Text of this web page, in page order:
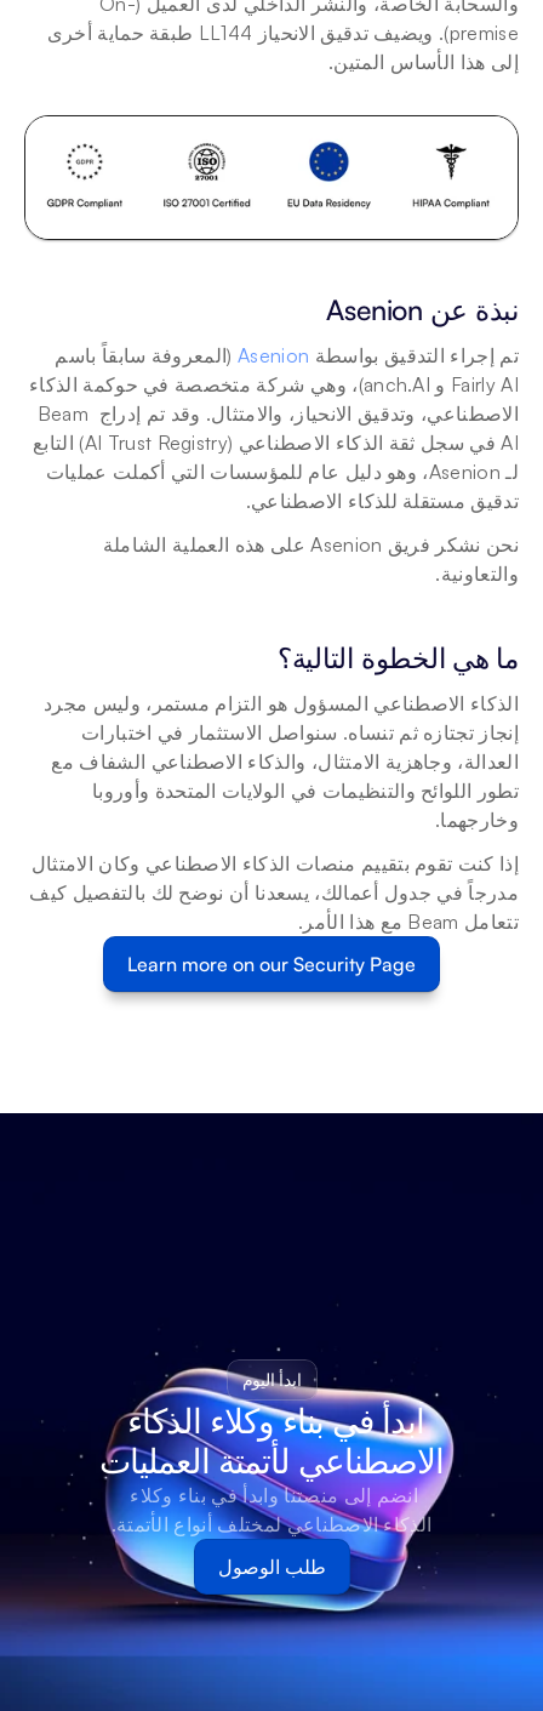
إلى هذا الأساس المتين.
نبذة عن Asenion
تم إجراء التدقيق بواسطة Asenion
الاصطناعي، وتدقيق الانحياز، والامتثال. وقد تم إدراج Beam
تدقيق مستقلة للذكاء الاصطناعي.
والتعاونية.
ما هي الخطوة التالية؟
وخارجهما.
تتعامل Beam مع هذا الأمر.
Learn more on our Security Page
ابدأ اليوم
ابدأ في بناء وكلاء الذكاء
الاصطناعي لأتمتة العمليات
الذكاء الاصطناعي لمختلف أنواع الأتمتة.
طلب الوصول